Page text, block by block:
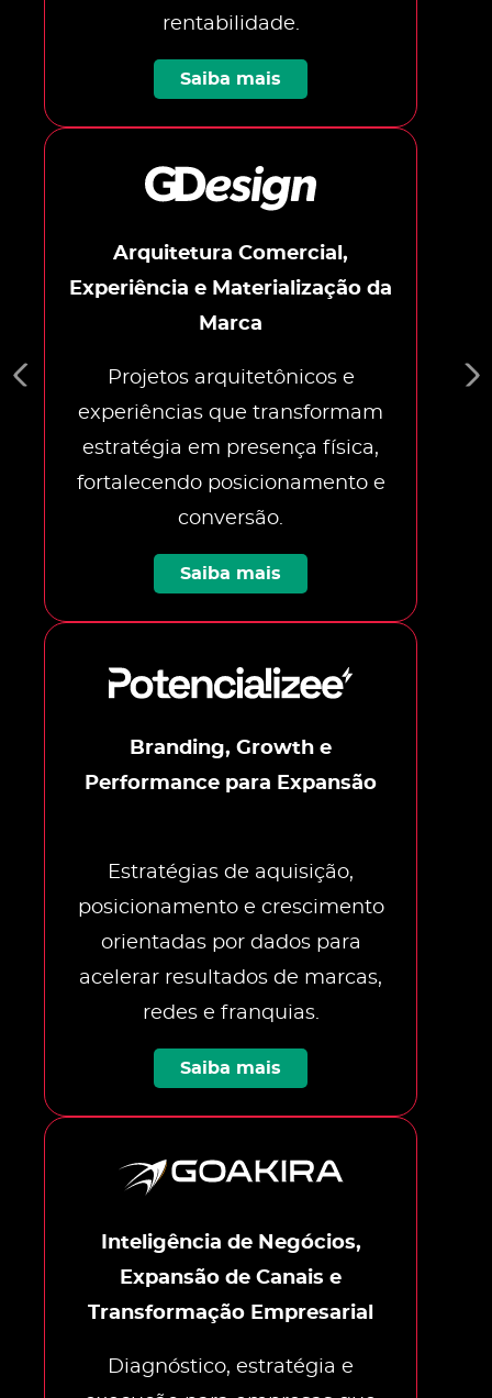
rentabilidade.
Saiba mais
Arquitetura Comercial,
Experiência e Materialização da
Marca
Projetos arquitetônicos e
experiências que transformam
estratégia em presença física,
fortalecendo posicionamento e
conversão.
Saiba mais
Branding, Growth e
Performance para Expansão
Estratégias de aquisição,
posicionamento e crescimento
orientadas por dados para
acelerar resultados de marcas,
redes e franquias.
Saiba mais
Inteligência de Negócios,
Expansão de Canais e
Transformação Empresarial
Diagnóstico, estratégia e